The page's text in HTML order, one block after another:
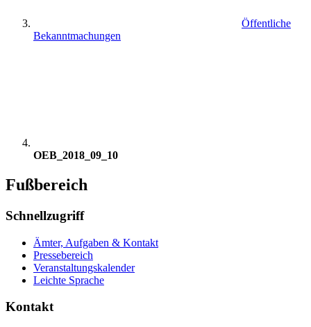
Öffentliche
Bekanntmachungen
OEB_2018_09_10
Fußbereich
Schnellzugriff
Ämter, Aufgaben & Kontakt
Pressebereich
Veranstaltungskalender
Leichte Sprache
Kontakt